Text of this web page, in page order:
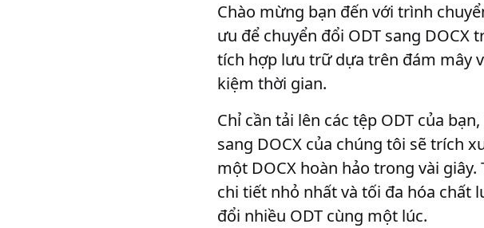
Chào mừng bạn đến với trình
ưu để chuyển đổi ODT sang DOCX
tích hợp lưu trữ dựa trên đám mây
kiệm thời gian.
Chỉ cần tải lên các tệp ODT của
sang DOCX của chúng tôi sẽ trích
một DOCX hoàn hảo trong vài
chi tiết nhỏ nhất và tối đa hóa chất
đổi nhiều ODT cùng một lúc.